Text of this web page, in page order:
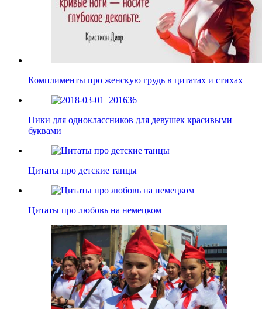
Комплименты про женскую грудь в цитатах и стихах
Ники для одноклассников для девушек красивыми
буквами
Цитаты про детские танцы
Цитаты про любовь на немецком